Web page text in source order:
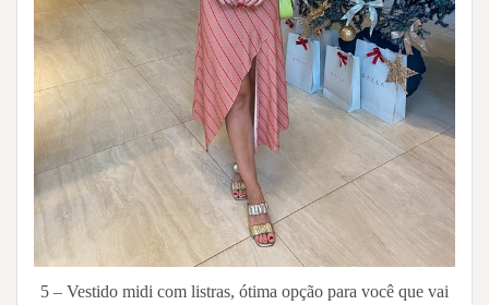
5 – Vestido midi com listras, ótima opção para você que vai